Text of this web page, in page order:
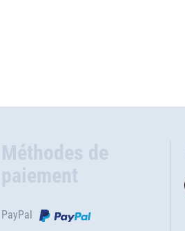
Méthodes de
paiement
PayPal